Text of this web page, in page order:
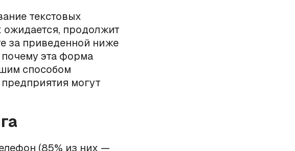
текстовых
продолжит
за приведенной ниже
почему эта форма
способом
могут
(85% из них —